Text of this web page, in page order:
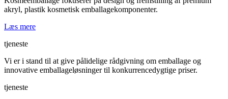
akryl, plastik kosmetisk emballagekomponenter.
Læs mere
tjeneste
Vi er i stand til at give pålidelige rådgivning om emballage og
innovative emballageløsninger til konkurrencedygtige priser.
tjeneste